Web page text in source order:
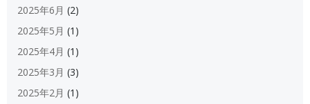
2025年6月 (2)
2025年5月 (1)
2025年4月 (1)
2025年3月 (3)
2025年2月 (1)